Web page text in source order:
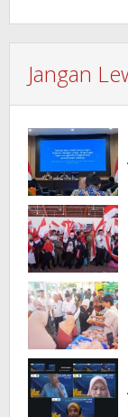
Jangan